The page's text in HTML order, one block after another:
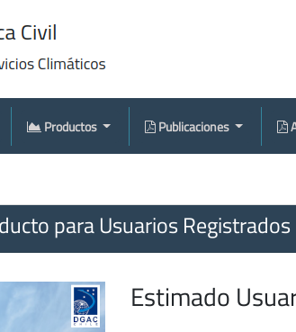
Productos Publicaciones
para Usuarios Registrados
Estimado